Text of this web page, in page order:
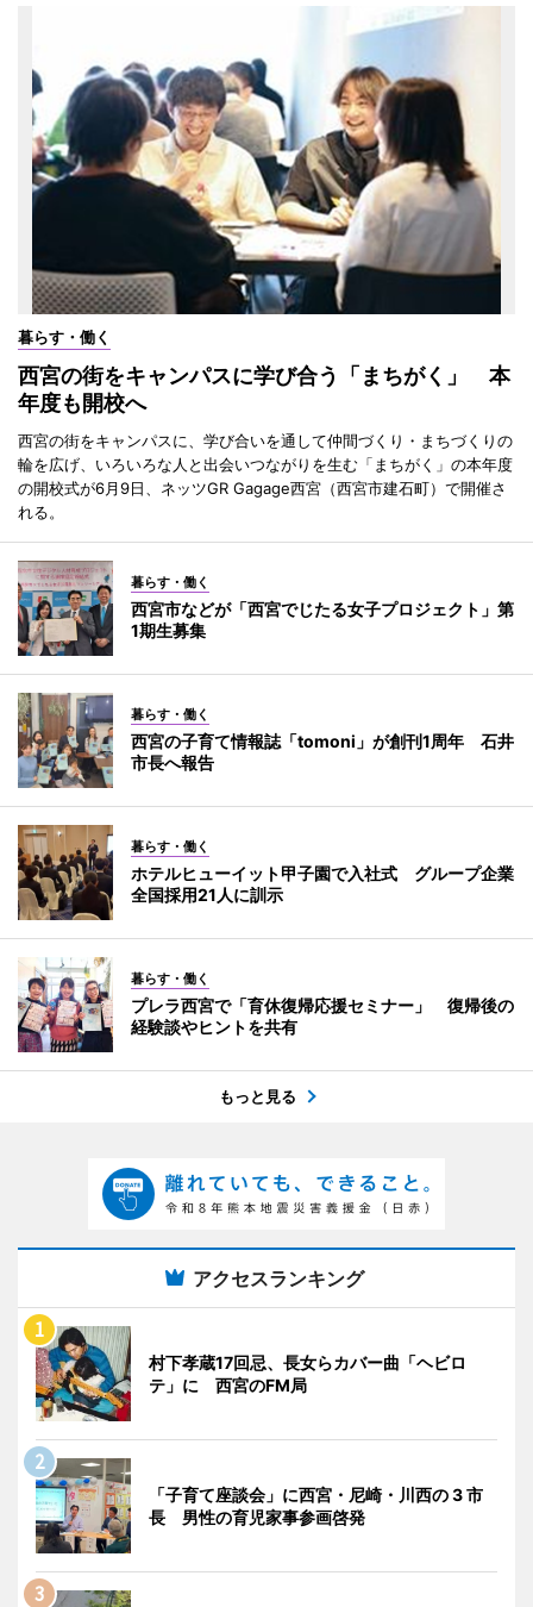
暮らす・働く
西宮の街をキャンパスに学び合う「まちがく」 本
年度も開校へ
西宮の街をキャンパスに、学び合いを通して仲間づくり・まちづくりの
輪を広げ、いろいろな人と出会いつながりを生む「まちがく」の本年度
の開校式が6月9日、ネッツGR Gagage西宮（西宮市建石町）で開催さ
れる。
暮らす・働く
西宮市などが「西宮でじたる女子プロジェクト」第
1期生募集
暮らす・働く
西宮の子育て情報誌「tomoni」が創刊1周年 石井
市長へ報告
暮らす・働く
ホテルヒューイット甲子園で入社式 グループ企業
全国採用21人に訓示
暮らす・働く
プレラ西宮で「育休復帰応援セミナー」 復帰後の
経験談やヒントを共有
もっと見る
アクセスランキング
村下孝蔵17回忌、長女らカバー曲「ヘビロ
テ」に 西宮のFM局
「子育て座談会」に西宮・尼崎・川西の 3 市
長 男性の育児家事参画啓発